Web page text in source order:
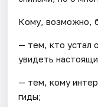
Кому, возможно,
— тем, кто устал
увидеть
— тем, кому
гиды;